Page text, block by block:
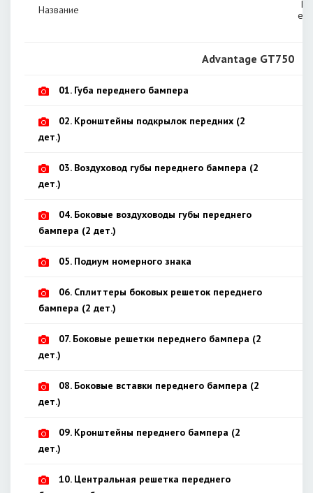
Название
Advantage GT750
01. Губа переднего бампера
02. Кронштейны подкрылок передних (2
дет.)
03. Воздуховод губы переднего бампера (2
дет.)
04. Боковые воздуховоды губы переднего
бампера (2 дет.)
05. Подиум номерного знака
06. Сплиттеры боковых решеток переднего
бампера (2 дет.)
07. Боковые решетки переднего бампера (2
дет.)
08. Боковые вставки переднего бампера (2
дет.)
09. Кронштейны переднего бампера (2
дет.)
10. Центральная решетка переднего